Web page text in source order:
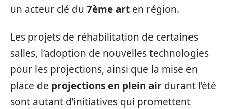
un acteur clé du 7ème art en région.
Les projets de réhabilitation de certaines
salles, l’adoption de nouvelles technologies
pour les projections, ainsi que la mise en
place de projections en plein air durant l’été
sont autant d’initiatives qui promettent